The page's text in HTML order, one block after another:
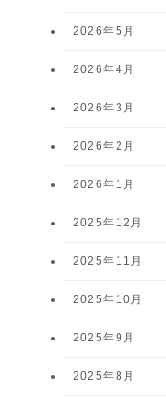
2026年5月
2026年4月
2026年3月
2026年2月
2026年1月
2025年12月
2025年11月
2025年10月
2025年9月
2025年8月